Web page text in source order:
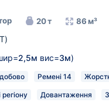
20 т 86 м³
2,5м вис=3м)
Ремені 14
Довантаження